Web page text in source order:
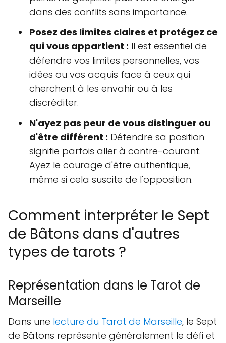
dans des conflits sans importance.
Posez des limites claires et protégez ce
qui vous appartient : Il est essentiel de
défendre vos limites personnelles, vos
idées ou vos acquis face à ceux qui
cherchent à les envahir ou à les
discréditer.
N'ayez pas peur de vous distinguer ou
d'être différent : Défendre sa position
signifie parfois aller à contre-courant.
Ayez le courage d'être authentique,
même si cela suscite de l'opposition.
Comment interpréter le Sept
de Bâtons dans d'autres
types de tarots ?
Représentation dans le Tarot de
Marseille
Dans une lecture du Tarot de Marseille, le Sept
de Bâtons représente généralement le défi et